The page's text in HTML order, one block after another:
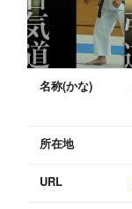
名称(かな)
所在地
URL